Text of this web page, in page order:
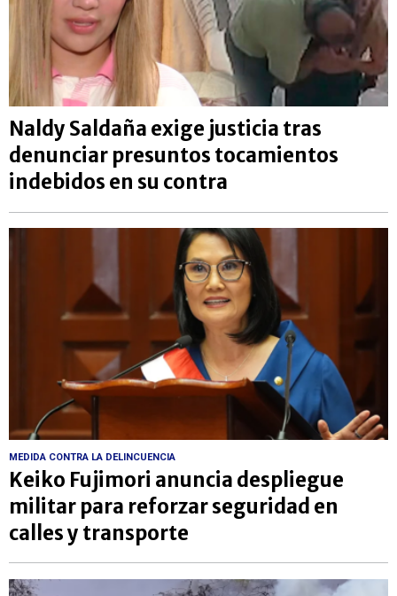
Naldy Saldaña exige justicia tras
denunciar presuntos tocamientos
indebidos en su contra
MEDIDA CONTRA LA DELINCUENCIA
Keiko Fujimori anuncia despliegue
militar para reforzar seguridad en
calles y transporte